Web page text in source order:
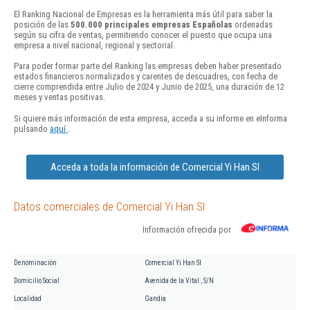
El Ranking Nacional de Empresas es la herramienta más útil para saber la
posición de las 500.000 principales empresas Españolas ordenadas
según su cifra de ventas, permitiendo conocer el puesto que ocupa una
empresa a nivel nacional, regional y sectorial.
Para poder formar parte del Ranking las empresas deben haber presentado
estados financieros normalizados y carentes de descuadres, con fecha de
cierre comprendida entre Julio de 2024 y Junio de 2025, una duración de 12
meses y ventas positivas.
Si quiere más información de esta empresa, acceda a su informe en eInforma
pulsando aquí
Acceda a toda la información de Comercial Yi Han Sl
Datos comerciales de Comercial Yi Han Sl
Información ofrecida por
Denominación Comercial Yi Han Sl
Domicilio Social Avenida de la Vital , S/N
Localidad Gandia